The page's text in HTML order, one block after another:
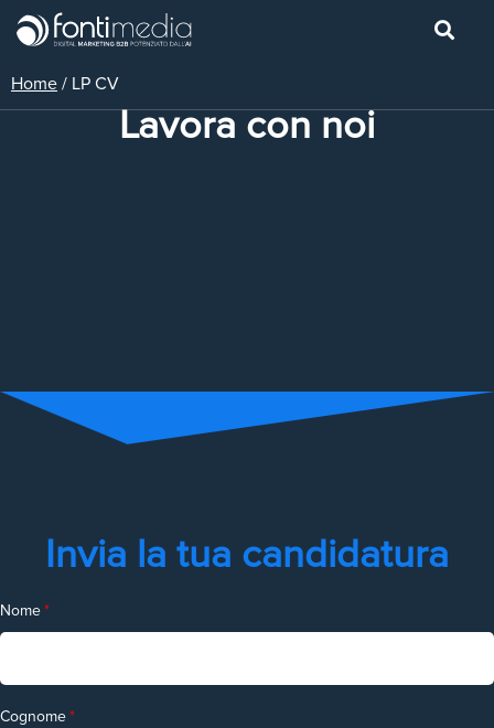
Home / LP CV
Lavora con noi
Invia la tua candidatura
Nome*
Cognome*